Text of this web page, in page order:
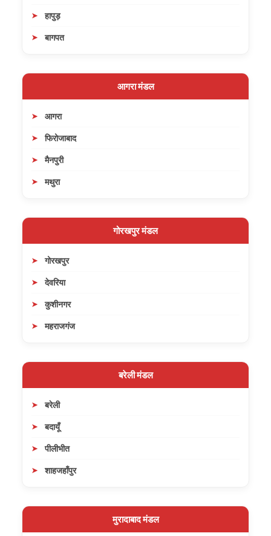
हापुड़
बागपत
आगरा मंडल
आगरा
फिरोजाबाद
मैनपुरी
मथुरा
गोरखपुर मंडल
गोरखपुर
देवरिया
कुशीनगर
महराजगंज
बरेली मंडल
बरेली
बदायूँ
पीलीभीत
शाहजहाँपुर
मुरादाबाद मंडल